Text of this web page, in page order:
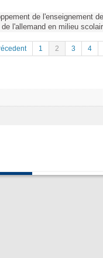
de l'enseignement
l'allemand en milieu
1 2 3 4